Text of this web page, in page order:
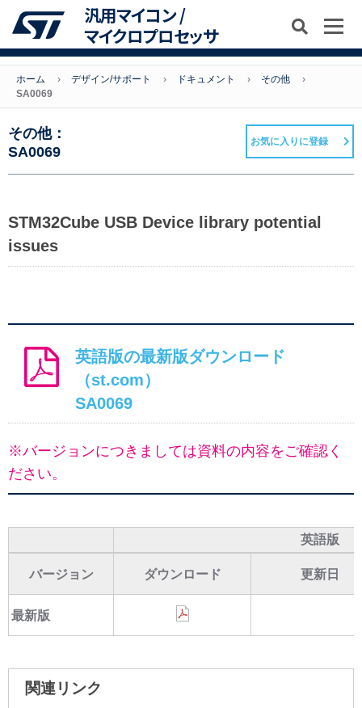
汎用マイコン /
マイクロプロセッサ
ホーム デザイン/サポート ドキュメント
その他
SA0069
その他：
SA0069
お気に入りに登録
STM32Cube USB Device library potential
issues
英語版の最新版ダウンロード
（st.com）
SA0069
※バージョンにつきましては資料の内容をご確認く
ださい。
英語版
バージョン ダウンロード 更新日
最新版
関連リンク